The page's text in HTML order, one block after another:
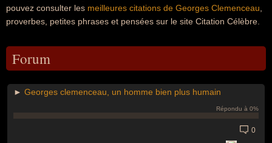
pouvez consulter les meilleures citations de Georges Clemenceau
proverbes, petites phrases et pensées sur le site Citation Célèbre.
Forum
► Georges clemenceau, un homme bien plus humain
Répondu à 0%
0